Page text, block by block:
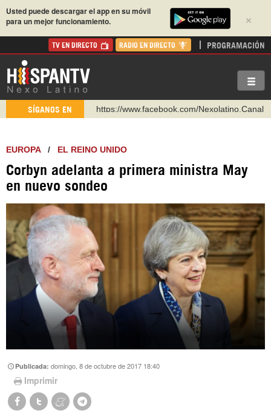
×
Usted puede descargar el app en su móvil
para un mejor funcionamiento.
TV EN DIRECTO RADIO EN DIRECTO PROGRAMACIÓN
SÍGANOS EN
https://www.youtube.com/@nexo_latino
https://t.me/hispantvcanal
https://urmedium.com/c/hispantv
WhatsApp y Viber: +98 921 79 29 404
https://www.facebook.com/Nexolatino.Canal
EUROPA/ EL REINO UNIDO
Corbyn adelanta a primera ministra May
en nuevo sondeo
Publicada:domingo, 8 de octubre de 2017 18:40
Imprimir